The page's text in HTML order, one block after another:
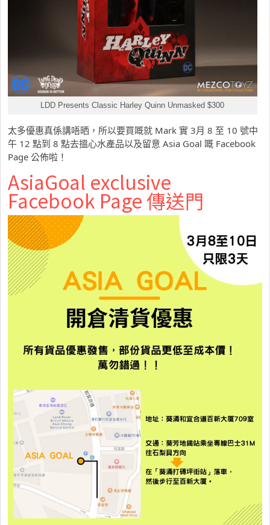
LDD Presents Classic Harley Quinn Unmasked $300
太多優惠真係講唔晒，所以要買嘅就 Mark 實 3月 8 至 10 號中
午 12 點到 8 點去搵心水產品以及留意 Asia Goal 嘅 Facebook
Page 公佈啦！
AsiaGoal exclusive
Facebook Page 傳送門